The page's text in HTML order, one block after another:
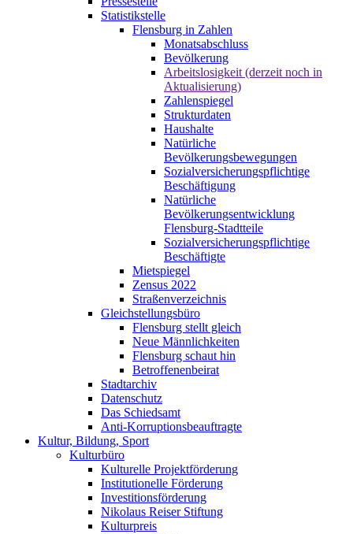
Statistikstelle
Flensburg in Zahlen
Monatsabschluss
Bevölkerung
Arbeitslosigkeit (derzeit noch in
Aktualisierung)
Zahlenspiegel
Strukturdaten
Haushalte
Natürliche
Bevölkerungsbewegungen
Sozialversicherungspflichtige
Beschäftigung
Natürliche
Bevölkerungsentwicklung
Flensburg-Stadtteile
Sozialversicherungspflichtige
Beschäftigte
Mietspiegel
Zensus 2022
Straßenverzeichnis
Gleichstellungsbüro
Flensburg stellt gleich
Neue Männlichkeiten
Flensburg schaut hin
Betroffenenbeirat
Stadtarchiv
Datenschutz
Das Schiedsamt
Anti-Korruptionsbeauftragte
Kultur, Bildung, Sport
Kulturbüro
Kulturelle Projektförderung
Institutionelle Förderung
Investitionsförderung
Nikolaus Reiser Stiftung
Kulturpreis